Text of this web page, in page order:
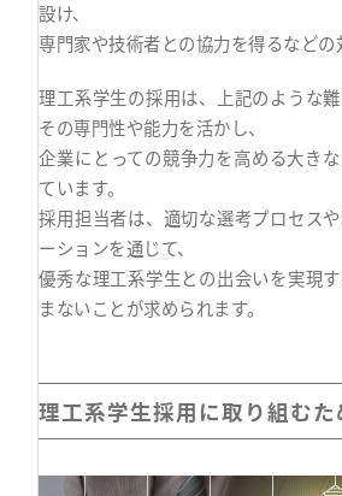
設け、
専門家や技術者との協力を得るなどの
理工系学生の採用は、上記のような難
その専門性や能力を活かし、
企業にとっての競争力を高める大き
ています。
採用担当者は、適切な選考プロセス
ーションを通じて、
優秀な理工系学生との出会いを実現
まないことが求められます。
理工系学生採用に取り組むた